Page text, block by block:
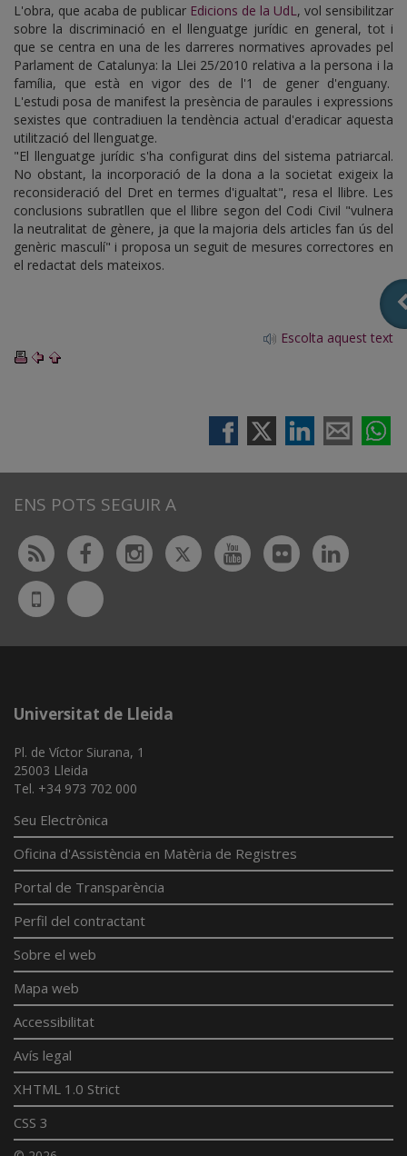
L'obra, que acaba de publicar Edicions de la UdL, vol sensibilitzar
sobre la discriminació en el llenguatge jurídic en general, tot i
que se centra en una de les darreres normatives aprovades pel
Parlament de Catalunya: la Llei 25/2010 relativa a la persona i la
família, que està en vigor des de l'1 de gener d'enguany.
L'estudi posa de manifest la presència de paraules i expressions
sexistes que contradiuen la tendència actual d'eradicar aquesta
utilització del llenguatge.
"El llenguatge jurídic s'ha configurat dins del sistema patriarcal.
No obstant, la incorporació de la dona a la societat exigeix la
reconsideració del Dret en termes d'igualtat", resa el llibre. Les
conclusions subratllen que el llibre segon del Codi Civil "vulnera
la neutralitat de gènere, ja que la majoria dels articles fan ús del
genèric masculí" i proposa un seguit de mesures correctores en
el redactat dels mateixos.
Escolta aquest text
ENS POTS SEGUIR A
Rss FacebookInstagram
TwitterYoutubeFlickr
UdL
App
Bluesky
Universitat de Lleida
Pl. de Víctor Siurana, 1
25003 Lleida
Tel. +34 973 702 000
Seu Electrònica
Oficina d'Assistència en Matèria de Registres
Portal de Transparència
Perfil del contractant
Sobre el web
Mapa web
Accessibilitat
Avís legal
XHTML 1.0 Strict
CSS 3